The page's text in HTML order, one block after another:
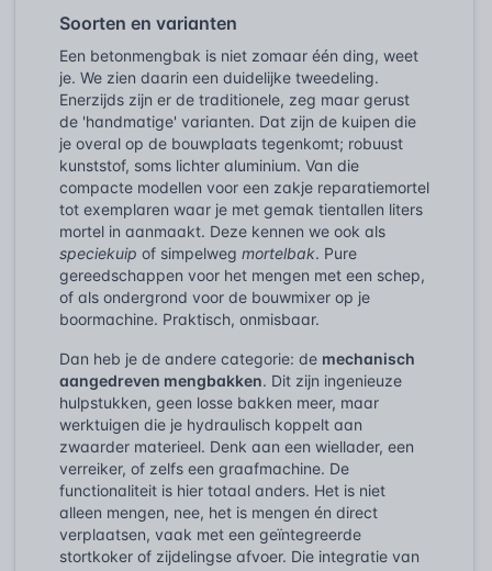
Soorten en varianten
Een betonmengbak is niet zomaar één ding, weet
je. We zien daarin een duidelijke tweedeling.
Enerzijds zijn er de traditionele, zeg maar gerust
de 'handmatige' varianten. Dat zijn de kuipen die
je overal op de bouwplaats tegenkomt; robuust
kunststof, soms lichter aluminium. Van die
compacte modellen voor een zakje reparatiemortel
tot exemplaren waar je met gemak tientallen liters
mortel in aanmaakt. Deze kennen we ook als
speciekuip of simpelweg mortelbak. Pure
gereedschappen voor het mengen met een schep,
of als ondergrond voor de bouwmixer op je
boormachine. Praktisch, onmisbaar.
Dan heb je de andere categorie: de mechanisch
aangedreven mengbakken. Dit zijn ingenieuze
hulpstukken, geen losse bakken meer, maar
werktuigen die je hydraulisch koppelt aan
zwaarder materieel. Denk aan een wiellader, een
verreiker, of zelfs een graafmachine. De
functionaliteit is hier totaal anders. Het is niet
alleen mengen, nee, het is mengen én direct
verplaatsen, vaak met een geïntegreerde
stortkoker of zijdelingse afvoer. Die integratie van